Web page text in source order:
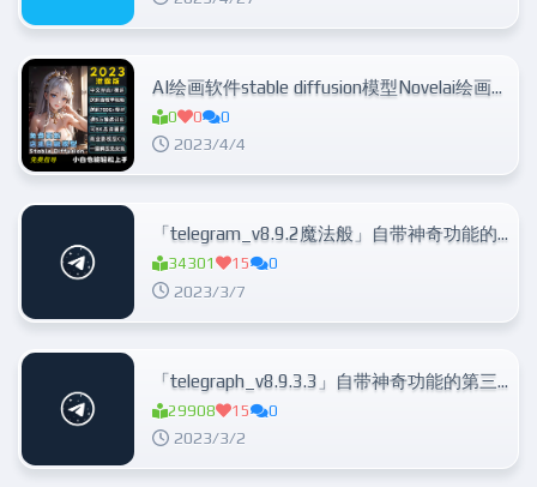
AI绘画软件stable diffusion模型Novelai绘画中文版本地化部署
0 0 0
2023/4/4
「telegram_v8.9.2魔法般」自带神奇功能的电报客户端
34301 15 0
2023/3/7
「telegraph_v8.9.3.3」自带神奇功能的第三方电报
29908 15 0
2023/3/2